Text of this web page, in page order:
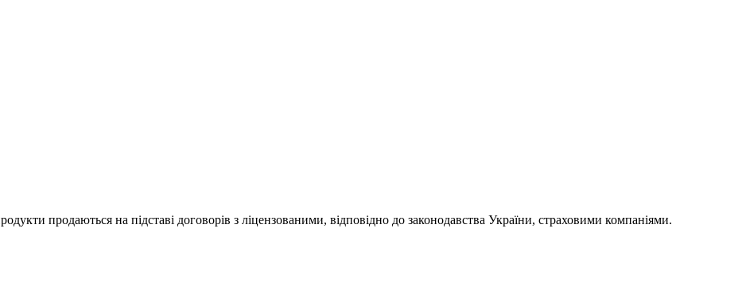
продаються на підставі договорів з ліцензованими, відповідно до законодавства України, страховими компаніями.